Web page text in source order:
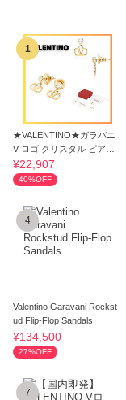
1
★VALENTINO★ガラバニ
V ロゴ クリスタル ピアス
★送料・関税込
¥22,907
40%OFF
4
Valentino Garavani Rockst
ud Flip-Flop Sandals
¥134,500
27%OFF
7